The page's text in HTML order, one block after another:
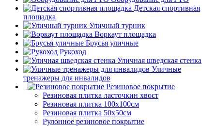
Детская спортивная
площадка
Уличный турник
Воркаут площадка
Брусья уличные
Рукоход
Уличная шведская стенка
Уличные
тренажеры для инвалидов
Резиновое покрытие
Резиновая плитка ласточкин хвост
Резиновая плитка 100х100см
Резиновая плитка 50х50см
Рулонное резиновое покрытие